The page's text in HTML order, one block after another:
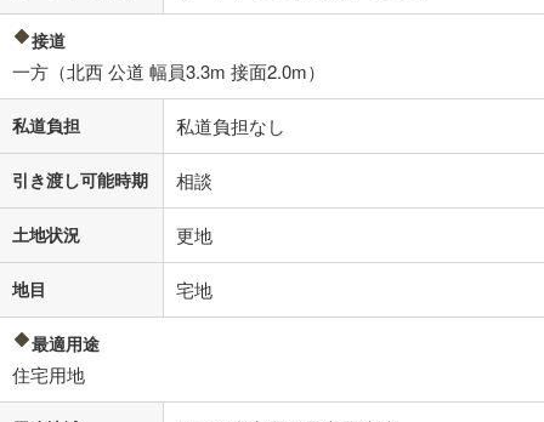
接道
一方（北西 公道 幅員3.3m 接面2.0m）
私道負担 私道負担なし
引き渡し可能時期 相談
土地状況 更地
地目 宅地
最適用途
住宅用地